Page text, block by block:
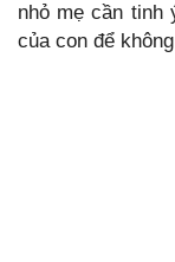
nhỏ mẹ cần tinh
của con để